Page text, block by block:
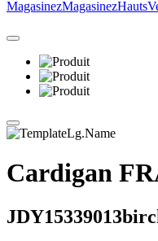
MagasinezMagasinezHauts
Cardigan